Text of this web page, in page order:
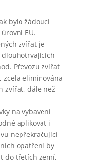
bylo žádoucí
EU.
zvířat je
Převozu zvířat
zcela eliminována
zvířat, dále než
na vybavení
aplikovat i
nepřekračující
opatření by
do třetích zemí,